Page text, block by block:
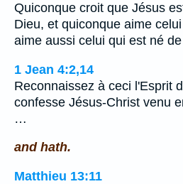
Quiconque croit que Jésus
Dieu, et quiconque aime
aime aussi celui qui est né
1 Jean 4:2,14
Reconnaissez à ceci l'Esprit
confesse Jésus-Christ venu
…
and hath.
Matthieu 13:11